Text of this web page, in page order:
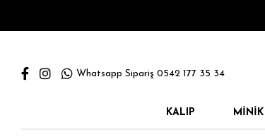
Whatsapp Sipariş 0542 177 35 34
KALIP